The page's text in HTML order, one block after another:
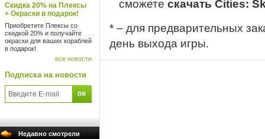
Скидка 20% на Плексы
+ Окраски в подарок!
Приобретите Плексы со
скидкой 20% и получайте
окраски для ваших кораблей
в подарок!
все новости
Подписка на новости
Недавно смотрели
сможете скачать Cities:
* – для предварительных
день выхода игры.